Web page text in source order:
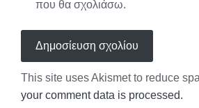
που θα σχολιάσω.
This site uses Akismet to reduce
your comment data is processed.